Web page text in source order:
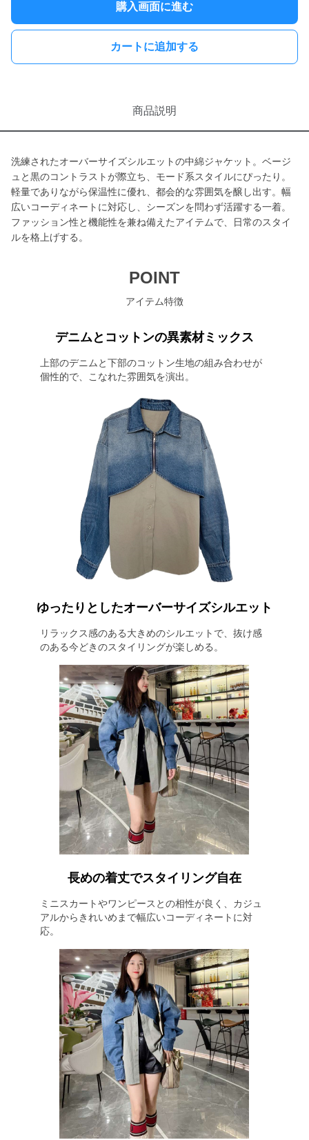
購入画面に進む
カートに追加する
商品説明
洗練されたオーバーサイズシルエットの中綿ジャケット。ベージ
ュと黒のコントラストが際立ち、モード系スタイルにぴったり。
軽量でありながら保温性に優れ、都会的な雰囲気を醸し出す。幅
広いコーディネートに対応し、シーズンを問わず活躍する一着。
ファッション性と機能性を兼ね備えたアイテムで、日常のスタイ
ルを格上げする。
POINT
アイテム特徴
デニムとコットンの異素材ミックス
上部のデニムと下部のコットン生地の組み合わせが
個性的で、こなれた雰囲気を演出。
ゆったりとしたオーバーサイズシルエット
リラックス感のある大きめのシルエットで、抜け感
のある今どきのスタイリングが楽しめる。
長めの着丈でスタイリング自在
ミニスカートやワンピースとの相性が良く、カジュ
アルからきれいめまで幅広いコーディネートに対
応。